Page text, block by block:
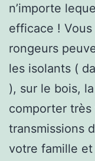
n’importe
efficace !
rongeurs
les isolants (
), sur le bois,
comporter
transmissions
votre famille